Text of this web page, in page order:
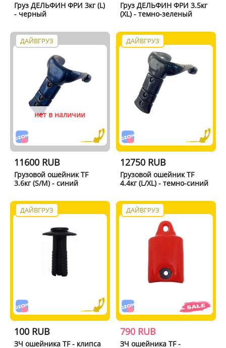
Груз ДЕЛЬФИН ФРИ 3кг (L)
- черный
Груз ДЕЛЬФИН ФРИ 3.5кг
(XL) - темно-зеленый
ДАЙВГРУЗ
нет в наличии
11600 RUB
Грузовой ошейник TF
3.6кг (S/M) - синий
ДАЙВГРУЗ
12750 RUB
Грузовой ошейник TF
4.4кг (L/XL) - темно-синий
ДАЙВГРУЗ
100 RUB
ЗЧ ошейника TF - клипса
ДАЙВГРУЗ
790 RUB
ЗЧ ошейника TF -